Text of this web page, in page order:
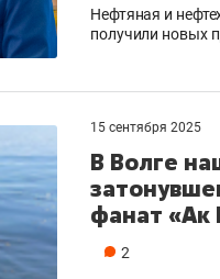
Нефтяная и
получили новых
15 сентября 2025
В Волге
фанат «Ак
2